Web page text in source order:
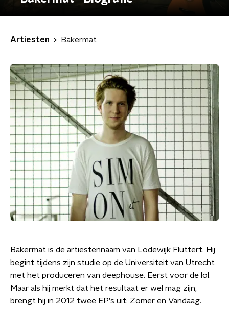
Artiesten Bakermat
Bakermat is de artiestennaam van Lodewijk Fluttert. Hij
begint tijdens zijn studie op de Universiteit van Utrecht
met het produceren van deephouse. Eerst voor de lol.
Maar als hij merkt dat het resultaat er wel mag zijn,
brengt hij in 2012 twee EP's uit: Zomer en Vandaag.